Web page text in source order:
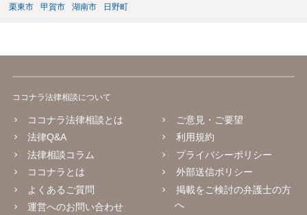
栗東市
甲賀市 湖南市 日野町
ココナラ法律相談について
ココナラ法律相談とは
法律Q&A
法律相談コラム
ココナラとは
よくあるご質問
運営へのお問い合わせ
ご意見・ご要望
利用規約
プライバシーポリシー
外部送信ポリシー
掲載をご検討の弁護士の方
へ